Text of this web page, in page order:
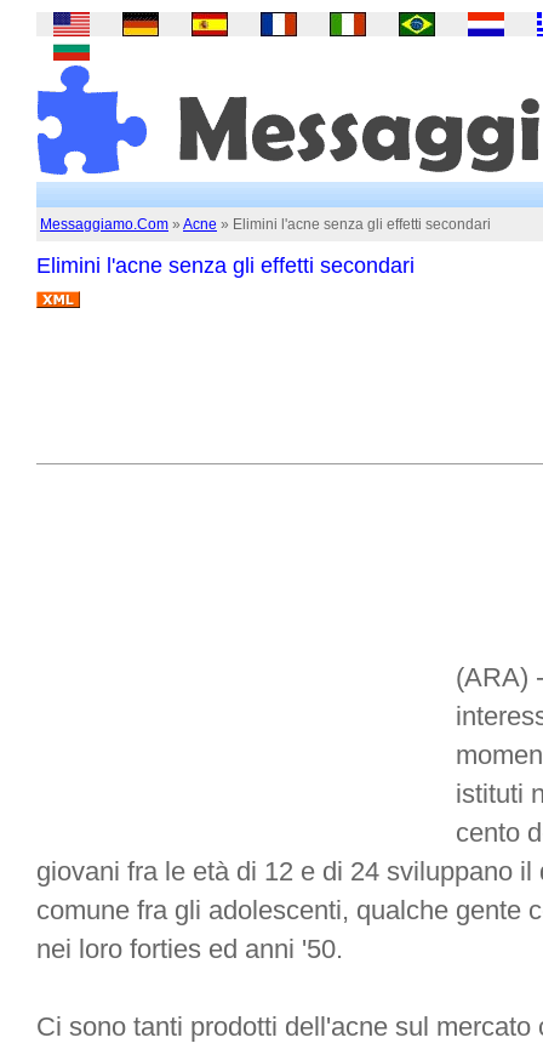
Messaggiamo.Com » Acne » Elimini l'acne senza gli effetti secondari
Elimini l'acne senza gli effetti secondari
(ARA)
istituti
cento
giovani fra le età di 12 e di 24 sviluppano
comune fra gli adolescenti, qualche gente
nei loro forties ed anni '50.
Ci sono tanti prodotti dell'acne sul